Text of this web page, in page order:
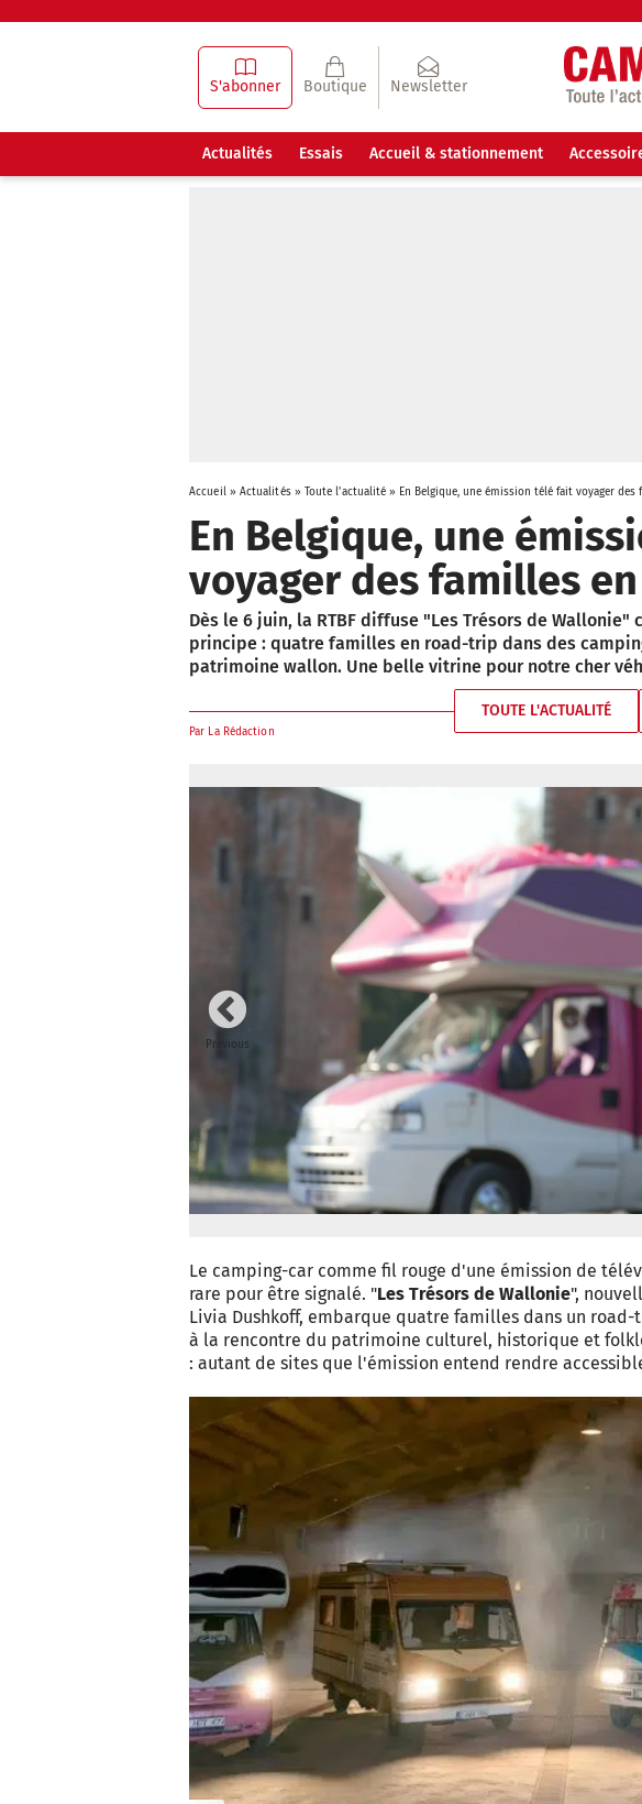
S'abonner Boutique Newsletter
Actualités Essais Accueil & stationnement
Accueil» Actualités» Toute l'actualité » En Belgique, une émission télé fait voyager
En Belgique, une
voyager des familles
Dès le 6 juin, la RTBF diffuse "Les Trésors de Wallonie"
principe : quatre familles en road-trip dans des
patrimoine wallon. Une belle vitrine pour notre cher
TOUTE L'ACTUALITÉ
Par La Rédaction
Previous
Le camping-car comme fil rouge d'une émission de
rare pour être signalé. "Les Trésors de Wallonie",
Livia Dushkoff, embarque quatre familles dans un road-
à la rencontre du patrimoine culturel, historique et
: autant de sites que l'émission entend rendre